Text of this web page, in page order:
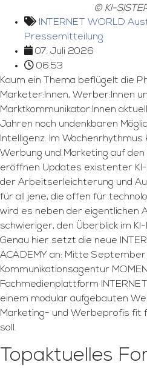
© KI-
INTERNET WORLD
Pressemitteilung
07. Juli 2026
06:53
Kaum ein Thema beflügelt die
Marketer:Innen, Werber:Innen
Marktkommunikator:Innen
Jahren noch undenkbaren
Intelligenz. Im Wochenrhythmus
Werbung und Marketing auf den
eröffnen Updates existenter KI-
der Arbeitserleichterung und
für all jene, die offen für
wird es neben der eigentlichen
schwieriger, den Überblick im
Genau hier setzt die neue
ACADEMY an: Mitte
Kommunikationsagentur
Fachmedienplattform
einem modular aufgebauten
Marketing- und Werbeprofis fit
soll.
Topaktuelles